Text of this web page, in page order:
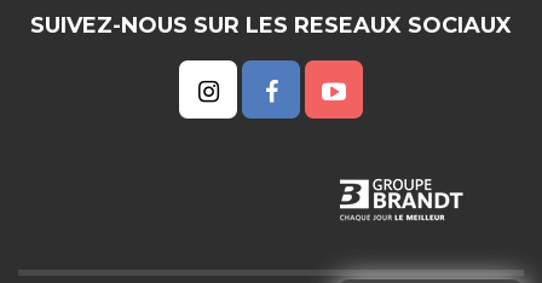
SUIVEZ-NOUS SUR LES RESEAUX SOCIAUX